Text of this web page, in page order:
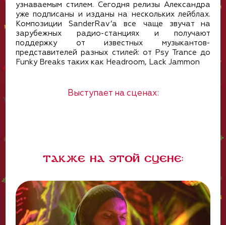
узнаваемым стилем. Сегодня релизы Александра
уже подписаны и изданы на нескольких лейблах.
Композиции SanderRav’а все чаще звучат на
зарубежных радио-станциях и получают
поддержку от известных музыкантов-
представителей разных стилей: от Psy Trance до
Funky Breaks таких как Headroom, Lack Jammon
Выступает на сценах:
Также на этой сцене: